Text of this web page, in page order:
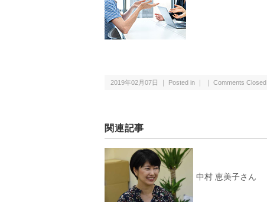
2019年02月07日 ｜ Posted in ｜ ｜ Comments Closed
関連記事
中村 恵美子さん